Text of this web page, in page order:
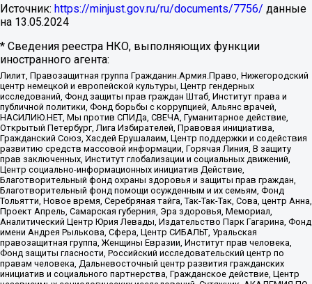
Источник: https://minjust.gov.ru/ru/documents/7756/ данные
на 13.05.2024
* Сведения реестра НКО, выполняющих функции
иностранного агента:
Лилит, Правозащитная группа Гражданин.Армия.Право, Нижегородский
центр немецкой и европейской культуры, Центр гендерных
исследований, Фонд защиты прав граждан Штаб, Институт права и
публичной политики, Фонд борьбы с коррупцией, Альянс врачей,
НАСИЛИЮ.НЕТ, Мы против СПИДа, СВЕЧА, Гуманитарное действие,
Открытый Петербург, Лига Избирателей, Правовая инициатива,
Гражданский Союз, Хасдей Ерушалаим, Центр поддержки и содействия
развитию средств массовой информации, Горячая Линия, В защиту
прав заключенных, Институт глобализации и социальных движений,
Центр социально-информационных инициатив Действие,
Благотворительный фонд охраны здоровья и защиты прав граждан,
Благотворительный фонд помощи осужденным и их семьям, Фонд
Тольятти, Новое время, Серебряная тайга, Так-Так-Так, Сова, центр Анна,
Проект Апрель, Самарская губерния, Эра здоровья, Мемориал,
Аналитический Центр Юрия Левады, Издательство Парк Гагарина, Фонд
имени Андрея Рылькова, Сфера, Центр СИБАЛЬТ, Уральская
правозащитная группа, Женщины Евразии, Институт прав человека,
Фонд защиты гласности, Российский исследовательский центр по
правам человека, Дальневосточный центр развития гражданских
инициатив и социального партнерства, Гражданское действие, Центр